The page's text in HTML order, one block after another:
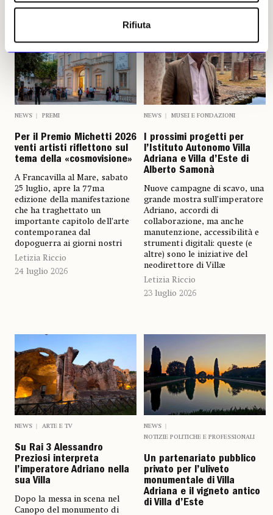
Rifiuta
NEWS PREMI
Per il Premio Michetti 2026
venti artisti riflettono sul
tema della «cosmovisione»
A Francavilla al Mare, sabato
25 luglio, apre la 77ma
edizione della manifestazione
che ha traghettato un
importante capitolo dell’arte
contemporanea dal
dopoguerra ai giorni nostri
Letizia Riccio
24 luglio 2026
NEWS MUSEI E FONDAZIONI
I prossimi progetti per
l’Istituto Autonomo Villa
Adriana e Villa d’Este di
Alberto Samonà
Nuove campagne di scavo, una
grande mostra sull’imperatore
Adriano, accordi di
collaborazione, ma anche
manutenzione, accessibilità e
strumenti digitali: queste (e
altre) sono le iniziative del
neodirettore di Villæ
Letizia Riccio
23 luglio 2026
NEWS ARTE E TV
Su Rai 3 Alessandro
Preziosi interpreta
l’imperatore Adriano nella
sua Villa
Dopo la messa in scena nel
Canopo del monumento di
NEWS
NOTIZIE POLITICHE E PROFESSIONALI
Un partenariato pubblico
privato per l’uliveto
monumentale di Villa
Adriana e il vigneto antico
di Villa d’Este